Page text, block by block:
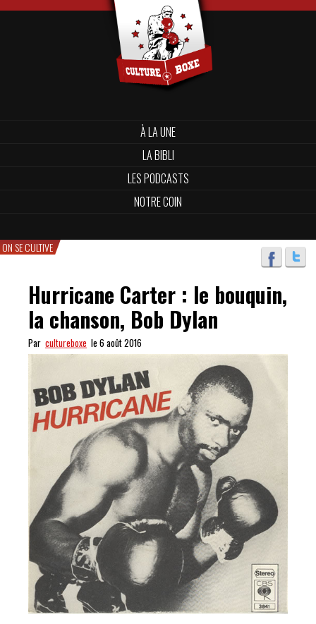
À LA UNE
LA BIBLI
LES PODCASTS
NOTRE COIN
ON SE CULTIVE
Hurricane Carter : le bouquin,
la chanson, Bob Dylan
Par cultureboxe le 6 août 2016